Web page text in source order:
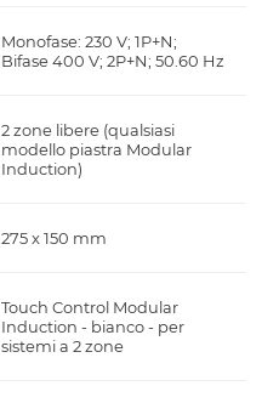
Monofase: 230 V; 1P+N;
Bifase 400 V; 2P+N; 50.60 Hz
2 zone libere (qualsiasi
modello piastra Modular
Induction)
275 x 150 mm
Touch Control Modular
Induction - bianco - per
sistemi a 2 zone